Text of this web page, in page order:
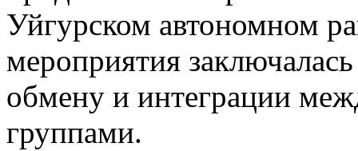
Уйгурском автономном
мероприятия
обмену и интеграции
группами.